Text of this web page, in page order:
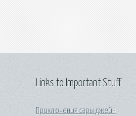
Links to Important Stuff
Приключения сары джейн